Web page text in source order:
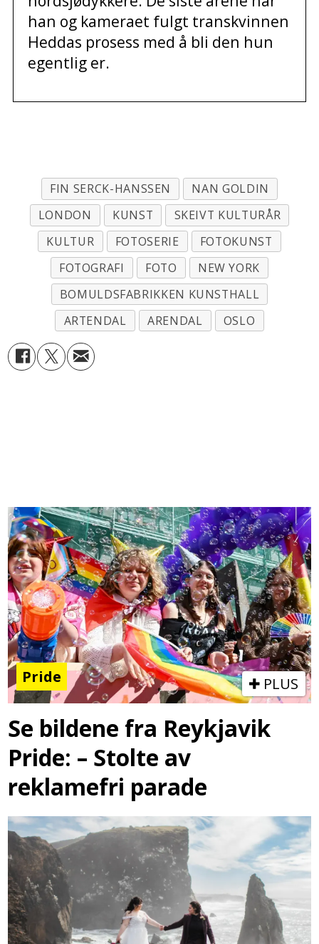
han og kameraet fulgt transkvinnen
Heddas prosess med å bli den hun
egentlig er.
FIN SERCK-HANSSEN
NAN GOLDIN
LONDON
KUNST
SKEIVT KULTURÅR
KULTUR
FOTOSERIE
FOTOKUNST
FOTOGRAFI
FOTO
NEW YORK
BOMULDSFABRIKKEN KUNSTHALL
ARTENDAL
ARENDAL OSLO
Pride PLUS
Se bildene fra Reykjavik
Pride: – Stolte av
reklamefri parade